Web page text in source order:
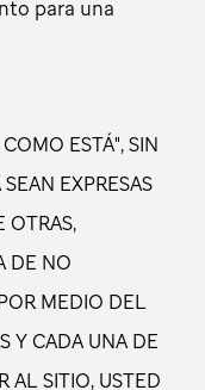
para una
ESTÁ", SIN
EXPRESAS
OTRAS,
DE NO
MEDIO DEL
Y CADA UNA DE
AL SITIO, USTED